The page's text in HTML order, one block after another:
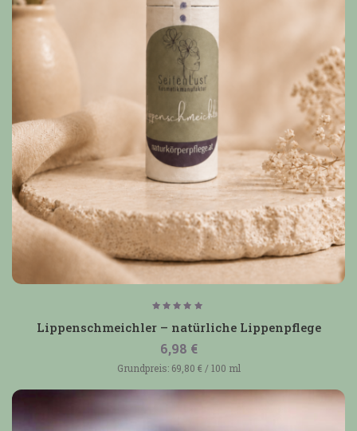
5.00
Lippenschmeichler – natürliche Lippenpflege
6,98 €
Grundpreis: 69,80 € /100 ml